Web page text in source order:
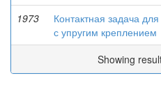
1973
Контактная задача
с упругим креплением
Showing